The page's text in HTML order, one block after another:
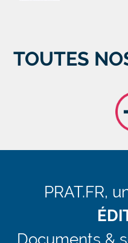
TOUTES
PRAT.FR,
Documents &